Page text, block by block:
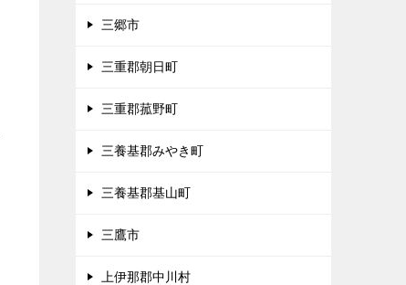
三郷市
三重郡朝日町
三重郡菰野町
三養基郡みやき町
三養基郡基山町
三鷹市
上伊那郡中川村